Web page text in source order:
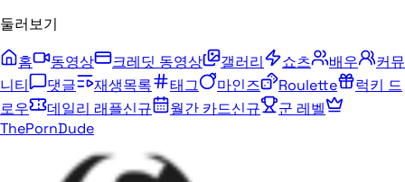
둘러보기
홈
동영상 크레딧 동영상 갤러리 쇼츠 배우
커뮤
니티
댓글 재생목록 태그 마인즈 Roulette
럭키 드
로우
데일리 래플신규 월간 카드신규
군 레벨
ThePornDude